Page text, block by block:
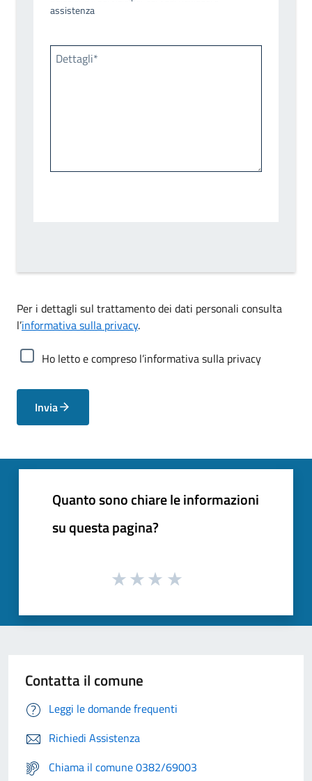
assistenza
Dettagli*
Per i dettagli sul trattamento dei dati personali consulta
l’informativa sulla privacy.
Ho letto e compreso l’informativa sulla privacy
Invia
Quanto sono chiare le informazioni
su questa pagina?
Contatta il comune
Leggi le domande frequenti
Richiedi Assistenza
Chiama il comune 0382/69003